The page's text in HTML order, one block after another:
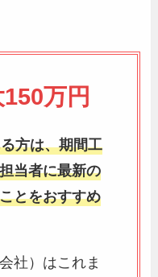
万円
方は、期間工
当者に最新の
とをおすすめ
社）はこれま